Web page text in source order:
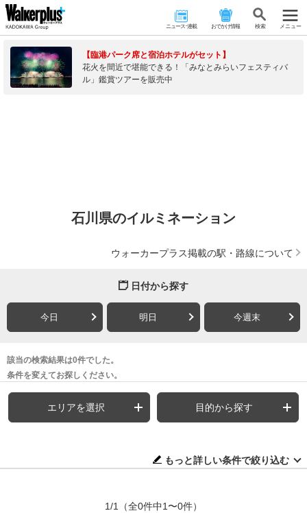
ニュース･連載 おでかけ情報 検 索 メニュー
【臨港パーク席と宿泊ホテルがセット】
花火を間近で堪能できる！「みなとみらいフェスティバ
ル」鑑賞ツアーを販売中
石川県のイルミネーション
ウォーカープラス掲載の駅・路線について
日付から探す
今日 明日 今週末
該当の検索結果は0件でした。
条件を変えてお探しください。
エリアを選択 目的から探す
もっと詳しい条件で絞り込む
1/1 （全0件中1〜0件）